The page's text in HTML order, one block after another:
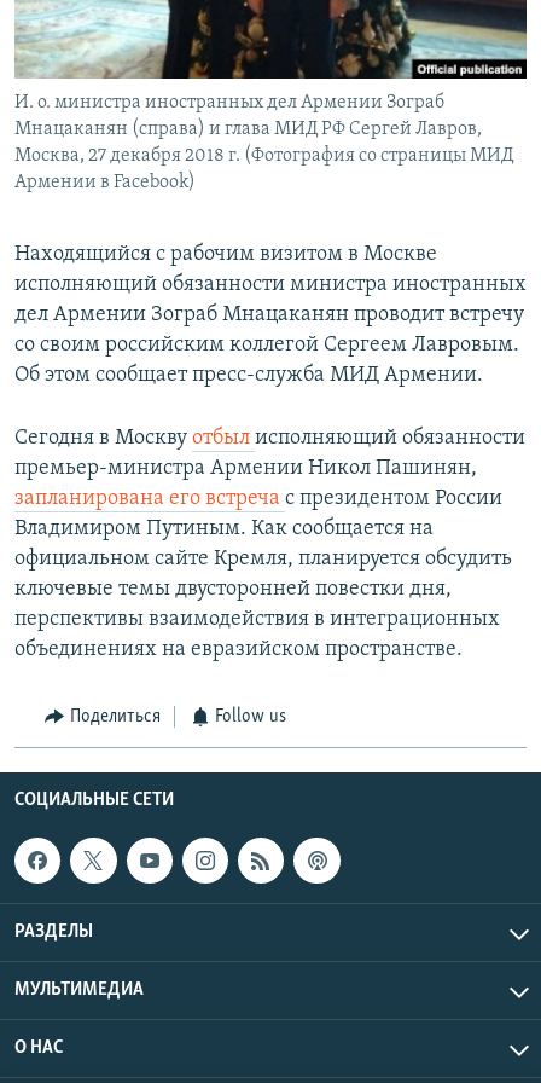
Հայերեն
English
Русский
Все сайты Радио Азатутюн
И. о. министра иностранных дел Армении Зограб
Мнацаканян (справа) и глава МИД РФ Сергей Лавров,
Москва, 27 декабря 2018 г. (Фотография со страницы МИД
Армении в Facebook)
Находящийся с рабочим визитом в Москве
исполняющий обязанности министра иностранных
дел Армении Зограб Мнацаканян проводит встречу
со своим российским коллегой Сергеем Лавровым.
Об этом сообщает пресс-служба МИД Армении.
Сегодня в Москву отбыл исполняющий обязанности
премьер-министра Армении Никол Пашинян,
запланирована его встреча с президентом России
Владимиром Путиным. Как сообщается на
официальном сайте Кремля, планируется обсудить
ключевые темы двусторонней повестки дня,
перспективы взаимодействия в интеграционных
объединениях на евразийском пространстве.
Поделиться Follow us
СОЦИАЛЬНЫЕ СЕТИ
РАЗДЕЛЫ
МУЛЬТИМЕДИА
О НАС